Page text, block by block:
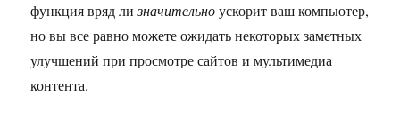
функция вряд лизначительноускорит ваш компьютер,
но вы все равно можете ожидать некоторых заметных
улучшений при просмотре сайтов и мультимедиа
контента.